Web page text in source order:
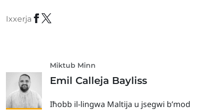
Ixxerja
Miktub Minn
Emil Calleja Bayliss
Iħobb il-lingwa Maltija u jsegwi b’mod